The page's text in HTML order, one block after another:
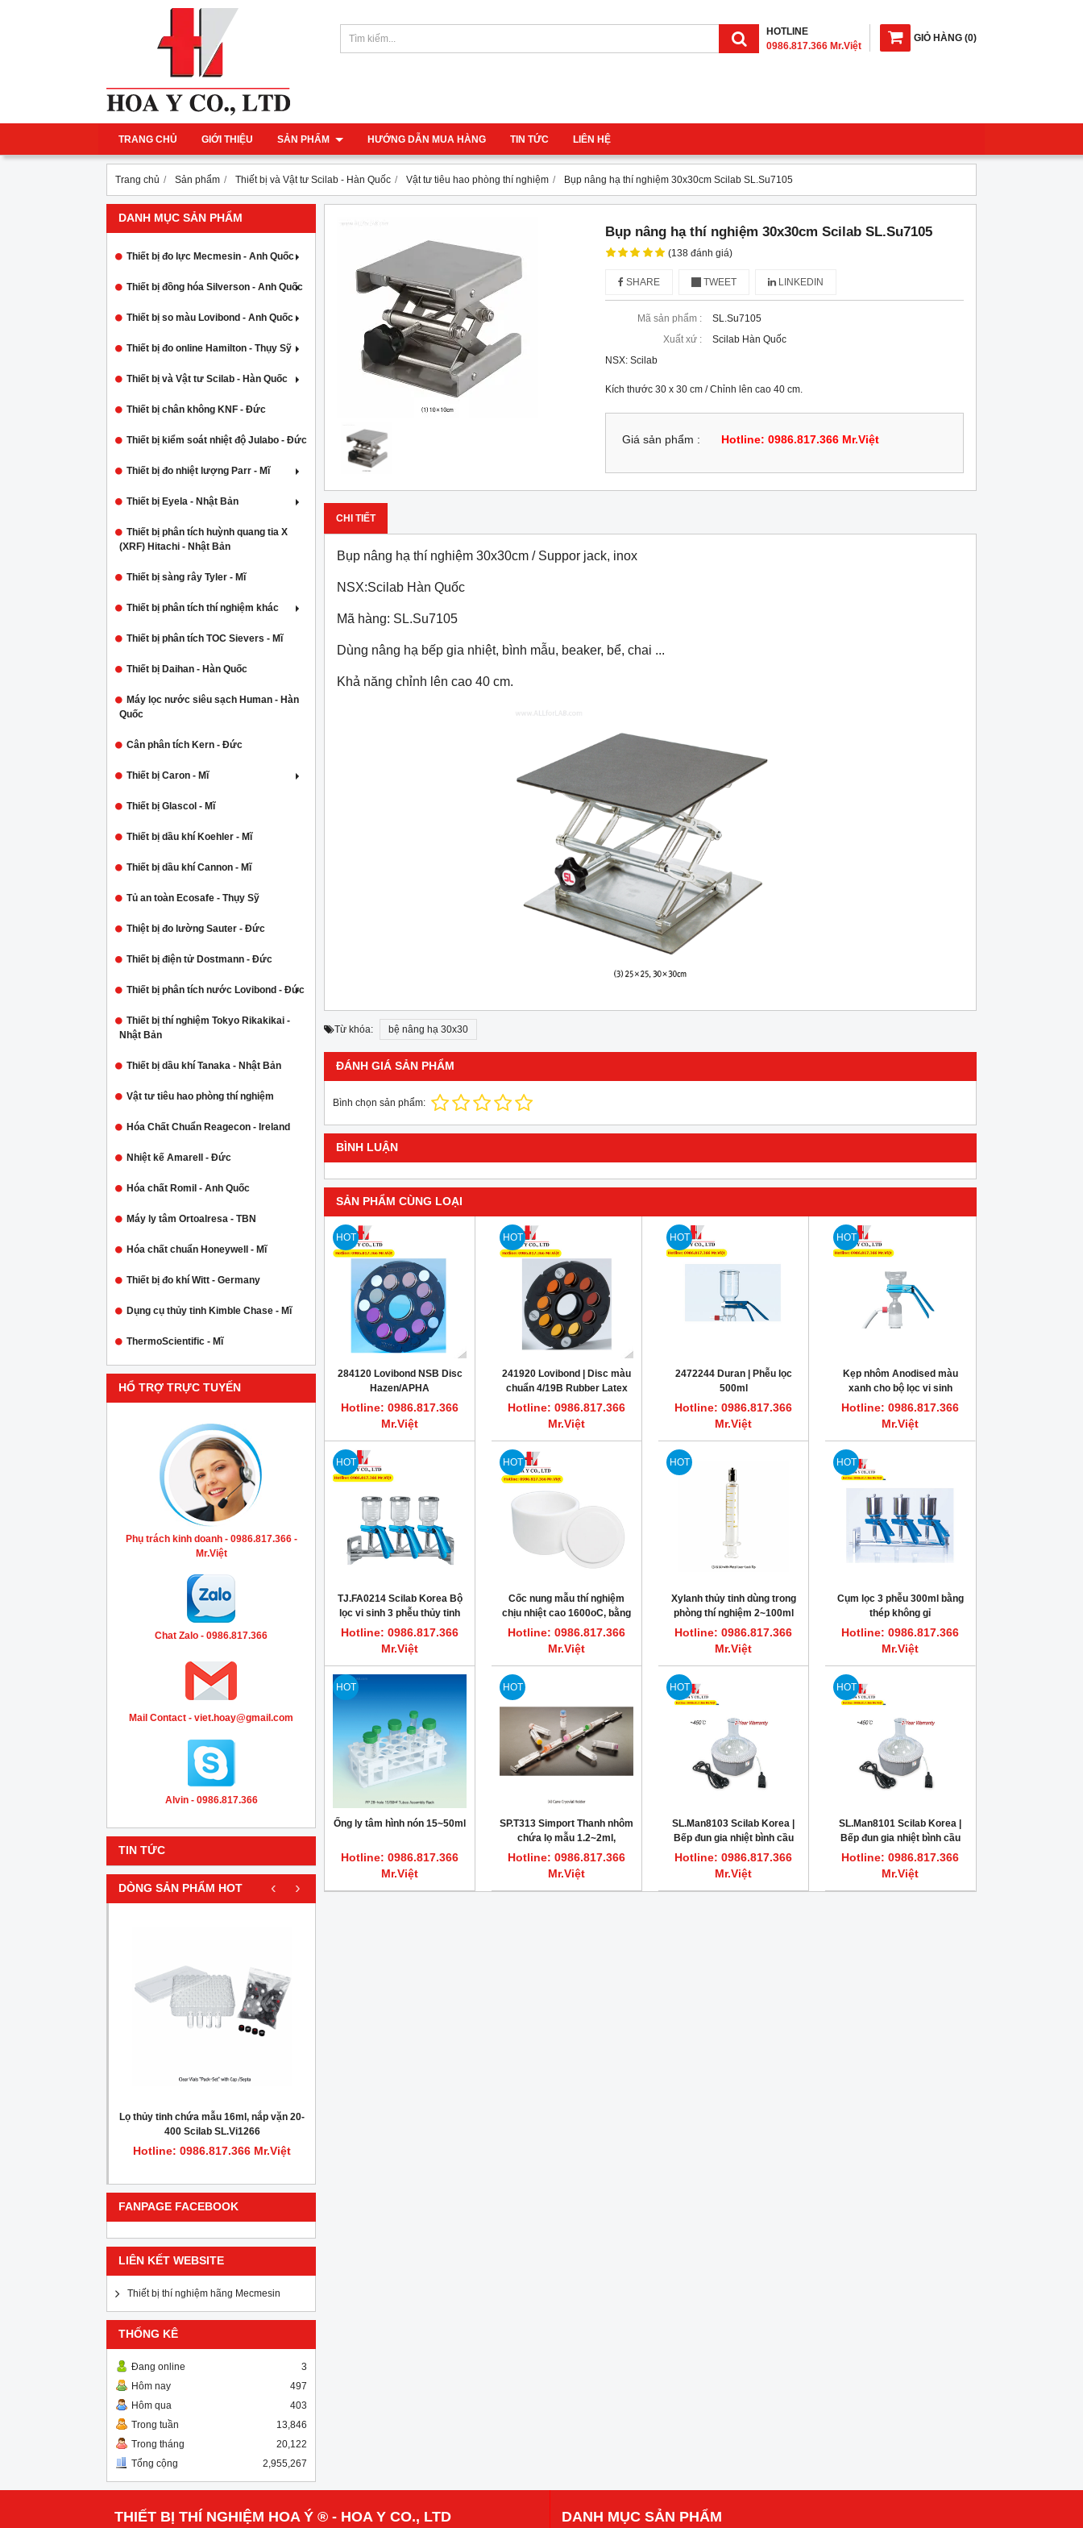
GIỎ HÀNG (0)
HOTLINE
0986.817.366 Mr.Việt
TRANG CHỦ GIỚI THIỆU SẢN PHẨM HƯỚNG DẪN MUA HÀNG TIN TỨC LIÊN HỆ
Trang chủ Sản phẩm Thiết bị và Vật tư Scilab - Hàn Quốc Vật tư tiêu hao phòng thí nghiệm Bụp nâng hạ thí nghiệm 30x30cm Scilab SL.Su7105
DANH MỤC SẢN PHẨM
Thiết bị đo lực Mecmesin - Anh Quốc
Thiết bị đồng hóa Silverson - Anh Quốc
Thiết bị so màu Lovibond - Anh Quốc
Thiết bị đo online Hamilton - Thụy Sỹ
Thiết bị và Vật tư Scilab - Hàn Quốc
Thiết bị chân không KNF - Đức
Thiết bị kiểm soát nhiệt độ Julabo - Đức
Thiết bị đo nhiệt lượng Parr - Mĩ
Thiết bị Eyela - Nhật Bản
Thiết bị phân tích huỳnh quang tia X
(XRF) Hitachi - Nhật Bản
Thiết bị sàng rây Tyler - Mĩ
Thiết bị phân tích thí nghiệm khác
Thiết bị phân tích TOC Sievers - Mĩ
Thiết bị Daihan - Hàn Quốc
Máy lọc nước siêu sạch Human - Hàn
Quốc
Cân phân tích Kern - Đức
Thiết bị Caron - Mĩ
Thiết bị Glascol - Mĩ
Thiết bị dầu khí Koehler - Mĩ
Thiết bị dầu khí Cannon - Mĩ
Tủ an toàn Ecosafe - Thụy Sỹ
Thiệt bị đo lường Sauter - Đức
Thiết bị điện tử Dostmann - Đức
Thiết bị phân tích nước Lovibond - Đức
Thiết bị thí nghiệm Tokyo Rikakikai -
Nhật Bản
Thiết bị dầu khí Tanaka - Nhật Bản
Vật tư tiêu hao phòng thí nghiệm
Hóa Chất Chuẩn Reagecon - Ireland
Nhiệt kế Amarell - Đức
Hóa chất Romil - Anh Quốc
Máy ly tâm Ortoalresa - TBN
Hóa chất chuẩn Honeywell - Mĩ
Thiết bị đo khí Witt - Germany
Dụng cụ thủy tinh Kimble Chase - Mĩ
ThermoScientific - Mĩ
HỔ TRỢ TRỰC TUYẾN
Phụ trách kinh doanh - 0986.817.366 -
Mr.Việt
Chat Zalo - 0986.817.366
Mail Contact - viet.hoay@gmail.com
Alvin - 0986.817.366
TIN TỨC
DÒNG SẢN PHẨM HOT
Lọ thủy tinh chứa mẫu 16ml, nắp vặn 20-
400 Scilab SL.Vi1266
Hotline: 0986.817.366 Mr.Việt
‹ ›
FANPAGE FACEBOOK
LIÊN KẾT WEBSITE
Thiết bị thí nghiệm hãng Mecmesin
THỐNG KÊ
Đang online
3
Hôm nay
497
Hôm qua
403
Trong tuần
13,846
Trong tháng
20,122
Tổng cộng
2,955,267
Bụp nâng hạ thí nghiệm 30x30cm Scilab SL.Su7105
(138 đánh giá)
SHARE TWEET LINKEDIN
Mã sản phẩm :
SL.Su7105
Xuất xứ :
Scilab Hàn Quốc
NSX: Scilab
Kích thước 30 x 30 cm / Chỉnh lên cao 40 cm.
Giá sản phẩm : Hotline: 0986.817.366 Mr.Việt
CHI TIẾT
Bụp nâng hạ thí nghiệm 30x30cm / Suppor jack, inox
NSX:Scilab Hàn Quốc
Mã hàng: SL.Su7105
Dùng nâng hạ bếp gia nhiệt, bình mẫu, beaker, bể, chai ...
Khả năng chỉnh lên cao 40 cm.
Từ khóa: bệ nâng hạ 30x30
ĐÁNH GIÁ SẢN PHẨM
Bình chọn sản phẩm:
BÌNH LUẬN
SẢN PHẨM CÙNG LOẠI
HOT
284120 Lovibond NSB Disc
Hazen/APHA
Hotline: 0986.817.366
Mr.Việt
HOT
241920 Lovibond | Disc màu
chuẩn 4/19B Rubber Latex
Hotline: 0986.817.366
Mr.Việt
HOT
2472244 Duran | Phễu lọc
500ml
Hotline: 0986.817.366
Mr.Việt
HOT
Kẹp nhôm Anodised màu
xanh cho bộ lọc vi sinh
Hotline: 0986.817.366
Mr.Việt
HOT
TJ.FA0214 Scilab Korea Bộ
lọc vi sinh 3 phễu thủy tinh
300ml
Hotline: 0986.817.366
Mr.Việt
HOT
Cốc nung mẫu thí nghiệm
chịu nhiệt cao 1600oC, bằng
Alumina
Hotline: 0986.817.366
Mr.Việt
HOT
Xylanh thủy tinh dùng trong
phòng thí nghiệm 2~100ml
TRUTH
Hotline: 0986.817.366
Mr.Việt
HOT
Cụm lọc 3 phễu 300ml bằng
thép không gỉ
Hotline: 0986.817.366
Mr.Việt
HOT
Ống ly tâm hình nón 15~50ml
Hotline: 0986.817.366
Mr.Việt
HOT
SP.T313 Simport Thanh nhôm
chứa lọ mẫu 1.2~2ml,
L290mm
Hotline: 0986.817.366
Mr.Việt
HOT
SL.Man8103 Scilab Korea |
Bếp đun gia nhiệt bình cầu
kiểu bọc vải 250ml
Hotline: 0986.817.366
Mr.Việt
HOT
SL.Man8101 Scilab Korea |
Bếp đun gia nhiệt bình cầu
kiểu bọc vải 50ml
Hotline: 0986.817.366
Mr.Việt
THIẾT BỊ THÍ NGHIỆM HOA Ý ® - HOA Y CO., LTD DANH MỤC SẢN PHẨM